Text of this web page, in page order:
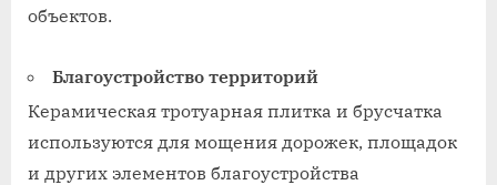
объектов.
Благоустройство территорий
Керамическая тротуарная плитка и брусчатка
используются для мощения дорожек, площадок
и других элементов благоустройства